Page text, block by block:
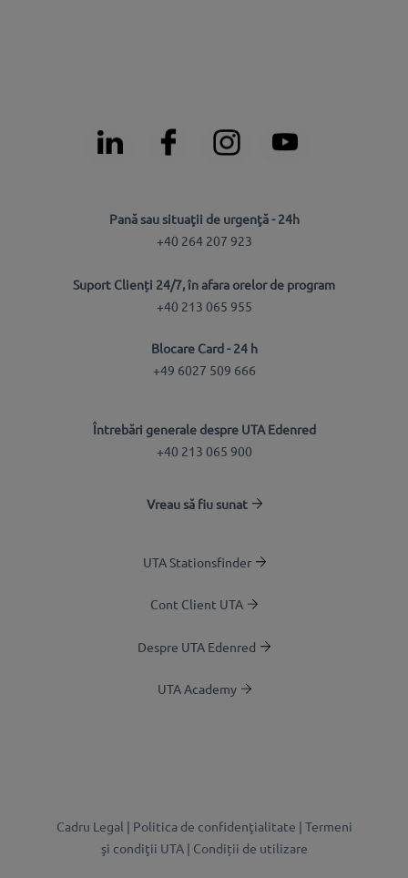
Pană sau situaţii de urgenţă - 24h
+40 264 207 923
Suport Clienți 24/7, în afara orelor de program
+40 213 065 955
Blocare Card - 24 h
+49 6027 509 666
Întrebări generale despre UTA Edenred
+40 213 065 900
Vreau să fiu sunat
UTA Stationsfinder
Cont Client UTA
Despre UTA Edenred
UTA Academy
Cadru Legal | Politica de confidenţialitate | Termeni
şi condiţii UTA | Condiții de utilizare